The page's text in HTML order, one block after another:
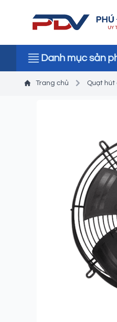
Danh mục sản
Trang chủ Quạt